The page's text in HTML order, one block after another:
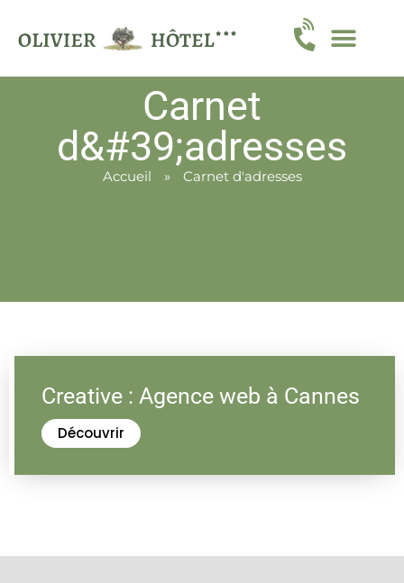
Carnet
d&#39;adresses
Accueil » Carnet d'adresses
Creative : Agence web à Cannes
Découvrir